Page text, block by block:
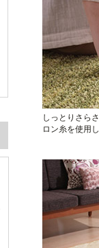
しっとりさら
ロン糸を使用